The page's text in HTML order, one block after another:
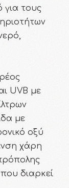
για τους
UVB με
με
οξύ
χάρη
διαρκεί